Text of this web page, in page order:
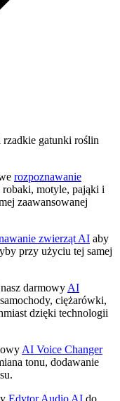
gatunki roślin
rozpoznawanie
motyle, pająki i
zaawansowanej
zwierząt AI aby
przy użyciu tej samej
darmowy AI
ciężarówki,
dzięki technologii
AI Voice Changer
tonu, dodawanie